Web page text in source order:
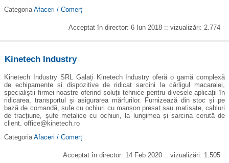
Categoria Afaceri / Comerț
Acceptat în director: 6 Iun 2018 :: vizualizări: 2.774
Kinetech Industry
Kinetech Industry SRL Galați Kinetech Industry oferă o gamă complexă
de echipamente și dispozitive de ridicat sarcini la cârligul macaralei,
specialiștii firmei noastre oferind soluții tehnice pentru divesele aplicații în
ridicarea, transportul și asigurarea mărfurilor. Furnizează din stoc și pe
bază de comandă, șufe cu ochiuri cu manșon presat sau matisate, cabluri
de tracțiune, șufe metalice cu ochiuri, la lungimea și sarcina cerută de
client. office@kinetech.ro
Categoria Afaceri / Comerț
Acceptat în director: 14 Feb 2020 :: vizualizări: 1.505